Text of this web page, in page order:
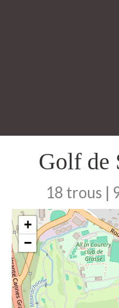
Golf de
18 trous |
+
−